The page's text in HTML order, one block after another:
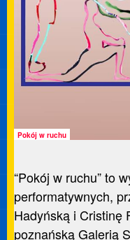
Pokój w ruchu
“Pokój w ruchu” to
performatywnych,
Hadyńską i Cristinę
poznańską Galerią